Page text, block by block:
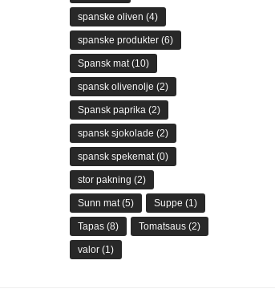
spanske oliven (4)
spanske produkter (6)
Spansk mat(10)
spansk olivenolje (2)
Spansk paprika (2)
spansk sjokolade (2)
spansk spekemat(0)
stor pakning (2)
Sunn mat(5) Suppe (1)
Tapas (8) Tomatsaus (2)
valor (1)